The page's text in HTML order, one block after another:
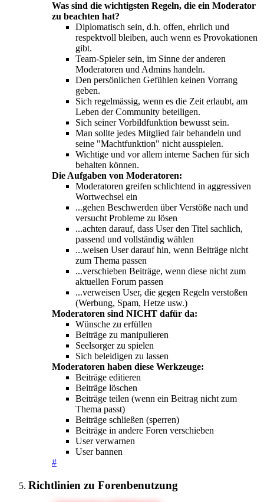
Was sind die wichtigsten Regeln, die ein Moderator
zu beachten hat?
Diplomatisch sein, d.h. offen, ehrlich und
respektvoll bleiben, auch wenn es Provokationen
gibt.
Team-Spieler sein, im Sinne der anderen
Moderatoren und Admins handeln.
Den persönlichen Gefühlen keinen Vorrang
geben.
Sich regelmässig, wenn es die Zeit erlaubt, am
Leben der Community beteiligen.
Sich seiner Vorbildfunktion bewusst sein.
Man sollte jedes Mitglied fair behandeln und
seine "Machtfunktion" nicht ausspielen.
Wichtige und vor allem interne Sachen für sich
behalten können.
Die Aufgaben von Moderatoren:
Moderatoren greifen schlichtend in aggressiven
Wortwechsel ein
...gehen Beschwerden über Verstöße nach und
versucht Probleme zu lösen
...achten darauf, dass User den Titel sachlich,
passend und vollständig wählen
...weisen User darauf hin, wenn Beiträge nicht
zum Thema passen
...verschieben Beiträge, wenn diese nicht zum
aktuellen Forum passen
...verweisen User, die gegen Regeln verstoßen
(Werbung, Spam, Hetze usw.)
Moderatoren sind NICHT dafür da:
Wünsche zu erfüllen
Beiträge zu manipulieren
Seelsorger zu spielen
Sich beleidigen zu lassen
Moderatoren haben diese Werkzeuge:
Beiträge editieren
Beiträge löschen
Beiträge teilen (wenn ein Beitrag nicht zum
Thema passt)
Beiträge schließen (sperren)
Beiträge in andere Foren verschieben
User verwarnen
User bannen
#
Richtlinien zu Forenbenutzung